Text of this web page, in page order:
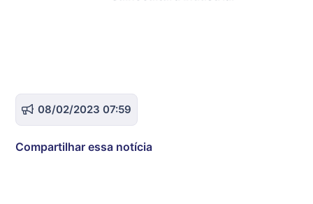
08/02/2023 07:59
Compartilhar essa notícia